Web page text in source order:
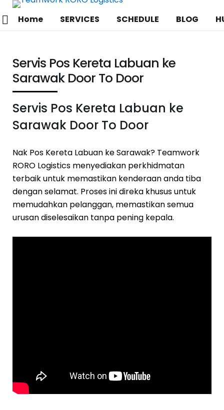
Home SERVICES SCHEDULE BLOG
Servis Pos Kereta Labuan ke
Sarawak Door To Door
Servis Pos Kereta Labuan ke
Sarawak Door To Door
Nak Pos Kereta Labuan ke Sarawak? Teamwork
RORO Logistics menyediakan perkhidmatan
terbaik untuk memastikan kenderaan anda tiba
dengan selamat. Proses ini direka khusus untuk
memudahkan pelanggan, memastikan semua
urusan diselesaikan tanpa pening kepala.